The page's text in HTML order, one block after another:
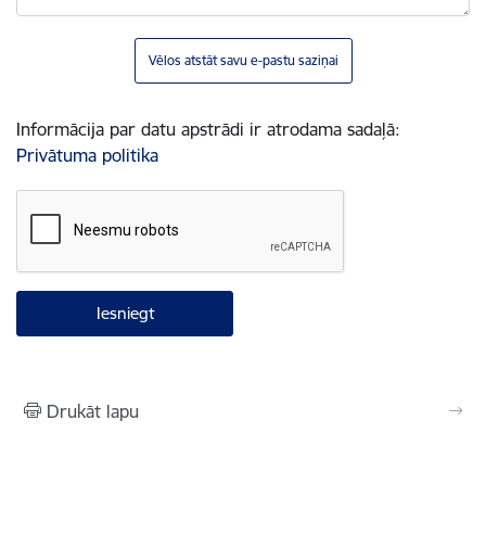
Vēlos atstāt savu e-pastu saziņai
Informācija par datu apstrādi ir atrodama sadaļā:
Privātuma politika
Drukāt lapu